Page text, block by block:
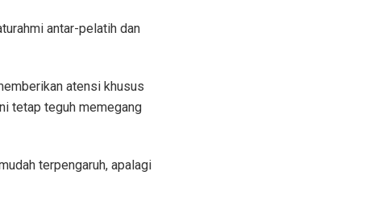
antar-pelatih dan
atensi khusus
tetap teguh memegang
terpengaruh, apalagi